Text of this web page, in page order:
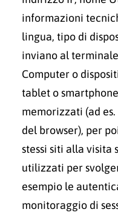
informazioni
lingua, tipo di
inviano al
Computer o
tablet o
memorizzati (ad
del browser), per
stessi siti alla visita
utilizzati per
esempio le
monitoraggio di